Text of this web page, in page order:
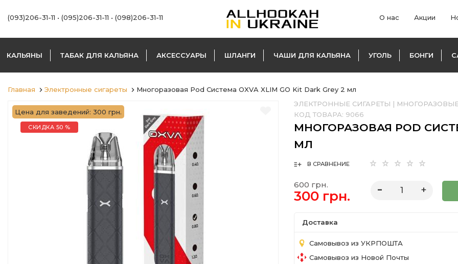
(093)206-31-11 • (095)206-31-11 • (098)206-31-11 О нас Акции
КАЛЬЯНЫ ТАБАК ДЛЯ КАЛЬЯНА АКСЕССУАРЫ ШЛАНГИ ЧАШИ ДЛЯ КАЛЬЯНА УГОЛЬ БОНГИ
Главная Электронные сигареты Многоразовая Pod Система OXVA XLIM GO Kit Dark Grey 2 мл
Цена для заведений: 300 грн.
СКИДКА 50 %
ЭЛЕКТРОННЫЕ СИГАРЕТЫ |
КОД ТОВАРА: 9066
МНОГОРАЗОВАЯ POD
МЛ
В СРАВНЕНИЕ
600 грн.
300 грн.
Доставка
Самовывоз из УКРПОШТА
Самовывоз из Новой Почты